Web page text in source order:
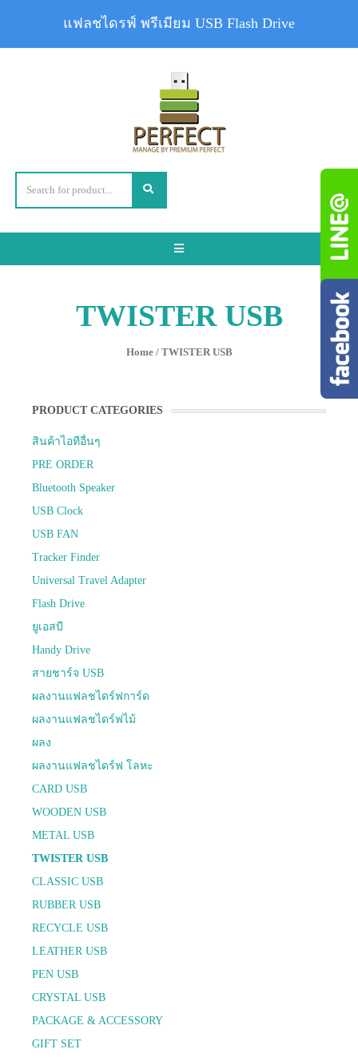
Toggle
TWISTER USB
Home/ TWISTER USB
PRODUCT CATEGORIES
สินค้าไอทีอื่นๆ
PRE ORDER
Bluetooth Speaker
USB Clock
USB FAN
Tracker Finder
Universal Travel Adapter
Flash Drive
ยูเอสบี
Handy Drive
สายชาร์จ USB
ผลงานแฟลชไดร์ฟการ์ด
ผลงานแฟลชไดร์ฟไม้
ผลง
ผลงานแฟลชไดร์ฟ โลหะ
CARD USB
WOODEN USB
METAL USB
TWISTER USB
CLASSIC USB
RUBBER USB
RECYCLE USB
LEATHER USB
PEN USB
CRYSTAL USB
PACKAGE & ACCESSORY
GIFT SET
แฟลชไดรฟ์ พรีเมียม USB Flash Drive